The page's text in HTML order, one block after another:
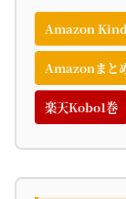
Amazon
Amazonまと
楽天Kobo1巻